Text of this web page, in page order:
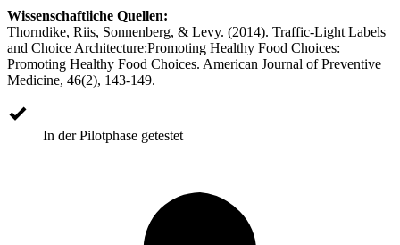
Wissenschaftliche Quellen:
Thorndike, Riis, Sonnenberg, & Levy. (2014). Traffic-Light Labels
and Choice Architecture:Promoting Healthy Food Choices:
Promoting Healthy Food Choices. American Journal of Preventive
Medicine, 46(2), 143-149.
In der Pilotphase getestet